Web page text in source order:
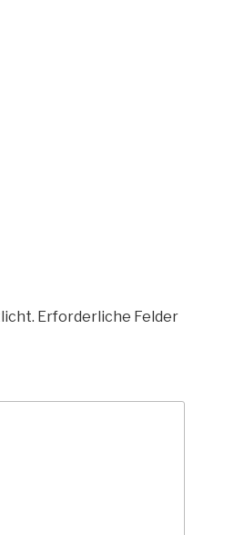
Erforderliche Felder